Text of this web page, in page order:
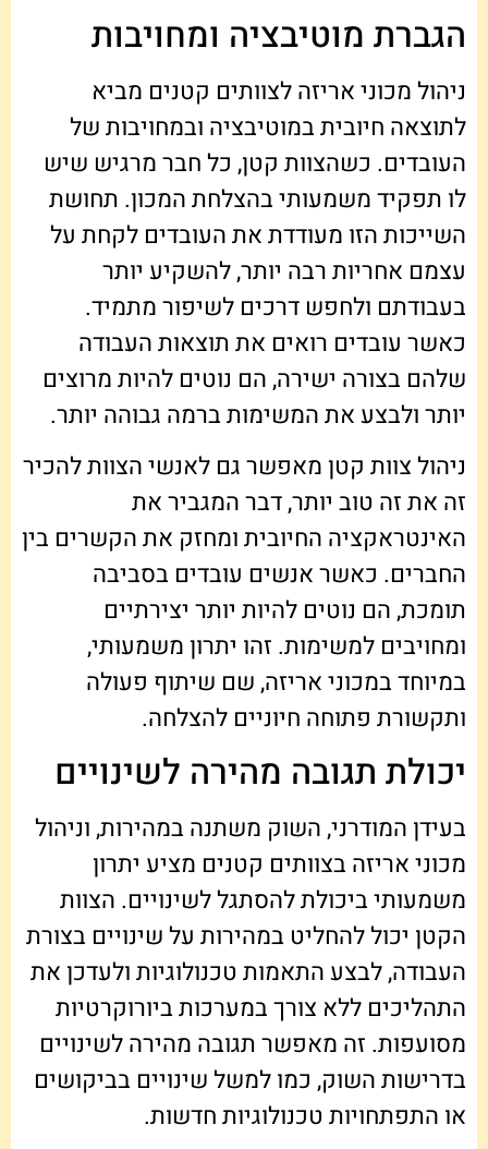
הגברת מוטיבציה ומחויבות
ניהול מכוני אריזה לצוותים קטנים מביא
לתוצאה חיובית במוטיבציה ובמחויבות של
העובדים. כשהצוות קטן, כל חבר מרגיש שיש
לו תפקיד משמעותי בהצלחת המכון. תחושת
השייכות הזו מעודדת את העובדים לקחת על
עצמם אחריות רבה יותר, להשקיע יותר
בעבודתם ולחפש דרכים לשיפור מתמיד.
כאשר עובדים רואים את תוצאות העבודה
שלהם בצורה ישירה, הם נוטים להיות מרוצים
יותר ולבצע את המשימות ברמה גבוהה יותר.
ניהול צוות קטן מאפשר גם לאנשי הצוות להכיר
זה את זה טוב יותר, דבר המגביר את
האינטראקציה החיובית ומחזק את הקשרים בין
החברים. כאשר אנשים עובדים בסביבה
תומכת, הם נוטים להיות יותר יצירתיים
ומחויבים למשימות. זהו יתרון משמעותי,
במיוחד במכוני אריזה, שם שיתוף פעולה
ותקשורת פתוחה חיוניים להצלחה.
יכולת תגובה מהירה לשינויים
בעידן המודרני, השוק משתנה במהירות, וניהול
מכוני אריזה בצוותים קטנים מציע יתרון
משמעותי ביכולת להסתגל לשינויים. הצוות
הקטן יכול להחליט במהירות על שינויים בצורת
העבודה, לבצע התאמות טכנולוגיות ולעדכן את
התהליכים ללא צורך במערכות ביורוקרטיות
מסועפות. זה מאפשר תגובה מהירה לשינויים
בדרישות השוק, כמו למשל שינויים בביקושים
או התפתחויות טכנולוגיות חדשות.